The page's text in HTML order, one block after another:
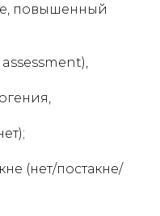
повышенный
(нет/постакне/